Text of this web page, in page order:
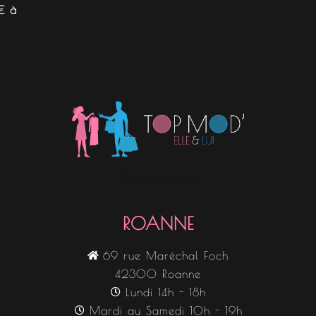
à
ROANNE
69 rue Maréchal Foch
42300 Roanne
Lundi 14h - 18h
Mardi au Samedi 10h - 19h